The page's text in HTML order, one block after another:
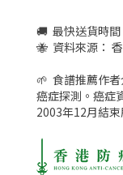
🚚 最快送貨時間
🐝 資料來源：
🌱 食譜推薦作
癌症探測。癌症
2003年12月結